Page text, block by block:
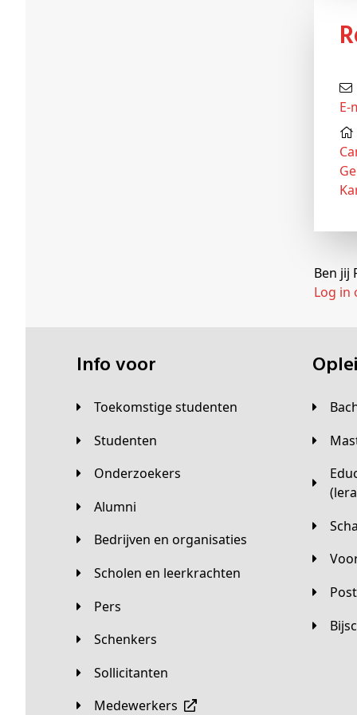
E-
Ben jij
Log in
Info voor
Toekomstige studenten
Studenten
Onderzoekers
Alumni
Bedrijven en organisaties
Scholen en leerkrachten
Pers
Schenkers
Sollicitanten
Medewerkers
Educatieve master